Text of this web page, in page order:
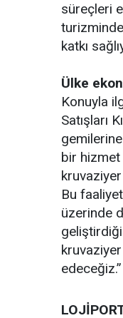
süreçleri
katkı
Ülke
Konuyla
Satışları
bir hizmet
Bu
üzerinde
edeceğiz.”